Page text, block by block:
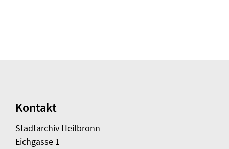
Kontakt
Stadtarchiv Heilbronn
Eichgasse 1